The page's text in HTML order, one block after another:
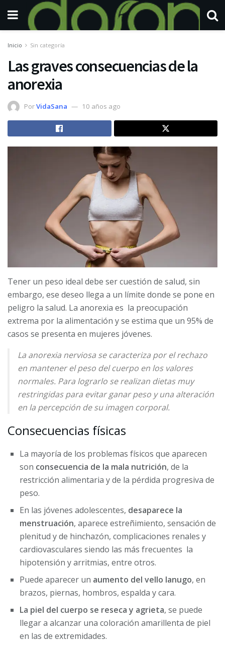
Inicio Sin categoría
Las graves consecuencias de la
anorexia
PorVidaSana 10 años ago
Tener un peso ideal debe ser cuestión de salud, sin
embargo, ese deseo llega a un límite donde se pone en
peligro la salud. La anorexia es la preocupación
extrema por la alimentación y se estima que un 95% de
casos se presenta en mujeres jóvenes.
La anorexia nerviosa se caracteriza por el rechazo
en mantener el peso del cuerpo en los valores
normales. Para lograrlo se realizan dietas muy
restringidas para evitar ganar peso y una alteración
en la percepción de su imagen corporal.
Consecuencias físicas
La mayoría de los problemas físicos que aparecen
son consecuencia de la mala nutrición, de la
restricción alimentaria y de la pérdida progresiva de
peso.
En las jóvenes adolescentes, desaparece la
menstruación, aparece estreñimiento, sensación de
plenitud y de hinchazón, complicaciones renales y
cardiovasculares siendo las más frecuentes la
hipotensión y arritmias, entre otros.
Puede aparecer un aumento del vello lanugo, en
brazos, piernas, hombros, espalda y cara.
La piel del cuerpo se reseca y agrieta, se puede
llegar a alcanzar una coloración amarillenta de piel
en las de extremidades.